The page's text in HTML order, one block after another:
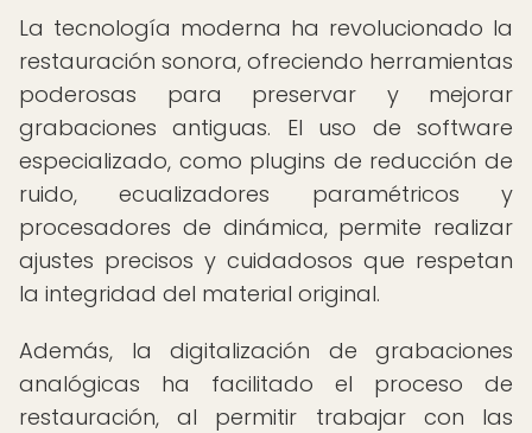
La tecnología moderna ha revolucionado la
restauración sonora, ofreciendo herramientas
poderosas para preservar y mejorar
grabaciones antiguas. El uso de software
especializado, como plugins de reducción de
ruido, ecualizadores paramétricos y
procesadores de dinámica, permite realizar
ajustes precisos y cuidadosos que respetan
la integridad del material original.
Además, la digitalización de grabaciones
analógicas ha facilitado el proceso de
restauración, al permitir trabajar con las